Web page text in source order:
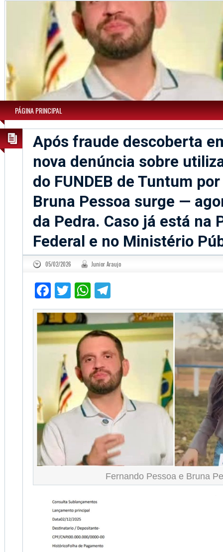
PÁGINA PRINCIPAL
Após fraude descoberta
nova denúncia sobre
do FUNDEB de Tuntum
Bruna Pessoa surge —
da Pedra. Caso já está na
Federal e no Ministério
05/02/2026 Junior Araujo
Facebook
TwitterWhatsApp
Fernando Pessoa e Bruna